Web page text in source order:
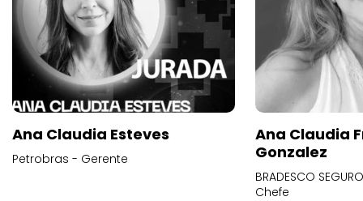
Ana Claudia Esteves
Petrobras - Gerente
Ana Claudia
Gonzalez
BRADESCO
Chefe